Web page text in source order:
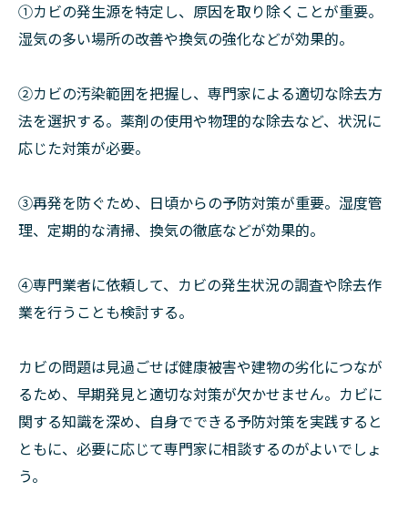
①カビの発生源を特定し、原因を取り除くことが重要。
湿気の多い場所の改善や換気の強化などが効果的。
②カビの汚染範囲を把握し、専門家による適切な除去方
法を選択する。薬剤の使用や物理的な除去など、状況に
応じた対策が必要。
➂再発を防ぐため、日頃からの予防対策が重要。湿度管
理、定期的な清掃、換気の徹底などが効果的。
④専門業者に依頼して、カビの発生状況の調査や除去作
業を行うことも検討する。
カビの問題は見過ごせば健康被害や建物の劣化につなが
るため、早期発見と適切な対策が欠かせません。カビに
関する知識を深め、自身でできる予防対策を実践すると
ともに、必要に応じて専門家に相談するのがよいでしょ
う。